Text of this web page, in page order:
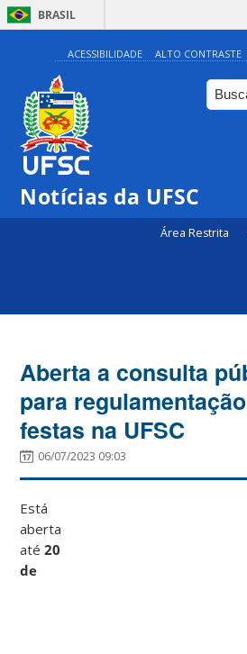
BRASIL
ACESSIBILIDADE ALTO CONTRASTE
Notícias da UFSC
Área Restrita
Aberta a consulta
para
festas na UFSC
06/07/2023 09:03
Está
aberta
até20
de